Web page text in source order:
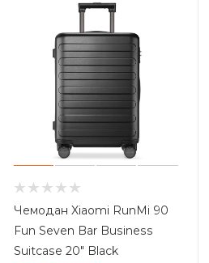
Чемодан Xiaomi RunMi 90
Fun Seven Bar Business
Suitcase 20" Black